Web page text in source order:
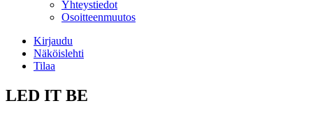
Yhteystiedot
Osoitteenmuutos
Kirjaudu
Näköislehti
Tilaa
LED IT BE